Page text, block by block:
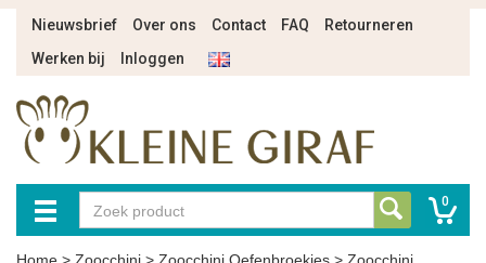
Nieuwsbrief Over ons Contact FAQ
Retourneren
Werken bij
Inloggen
0